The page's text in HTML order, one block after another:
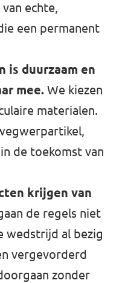
echte,
een permanent
is duurzaam en
mee. We kiezen
materialen.
de toekomst van
krijgen van
de regels niet
wedstrijd al bezig
vergevorderd
zonder